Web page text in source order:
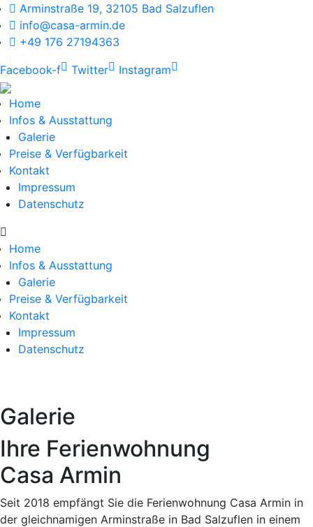
Arminstraße 19, 32105 Bad Salzuflen
info@casa-armin.de
+49 176 27194363
Facebook-f
Twitter Instagram
Home
Infos & Ausstattung
Galerie
Preise & Verfügbarkeit
Kontakt
Impressum
Datenschutz
Home
Infos & Ausstattung
Galerie
Preise & Verfügbarkeit
Kontakt
Impressum
Datenschutz
Galerie
Ihre Ferienwohnung
Casa Armin
Seit 2018 empfängt Sie die Ferienwohnung Casa Armin in
der gleichnamigen Arminstraße in Bad Salzuflen in einem